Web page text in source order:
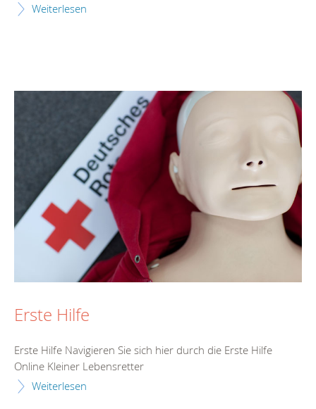
Weiterlesen
Erste Hilfe
Erste Hilfe Navigieren Sie sich hier durch die Erste Hilfe
Online Kleiner Lebensretter
Weiterlesen